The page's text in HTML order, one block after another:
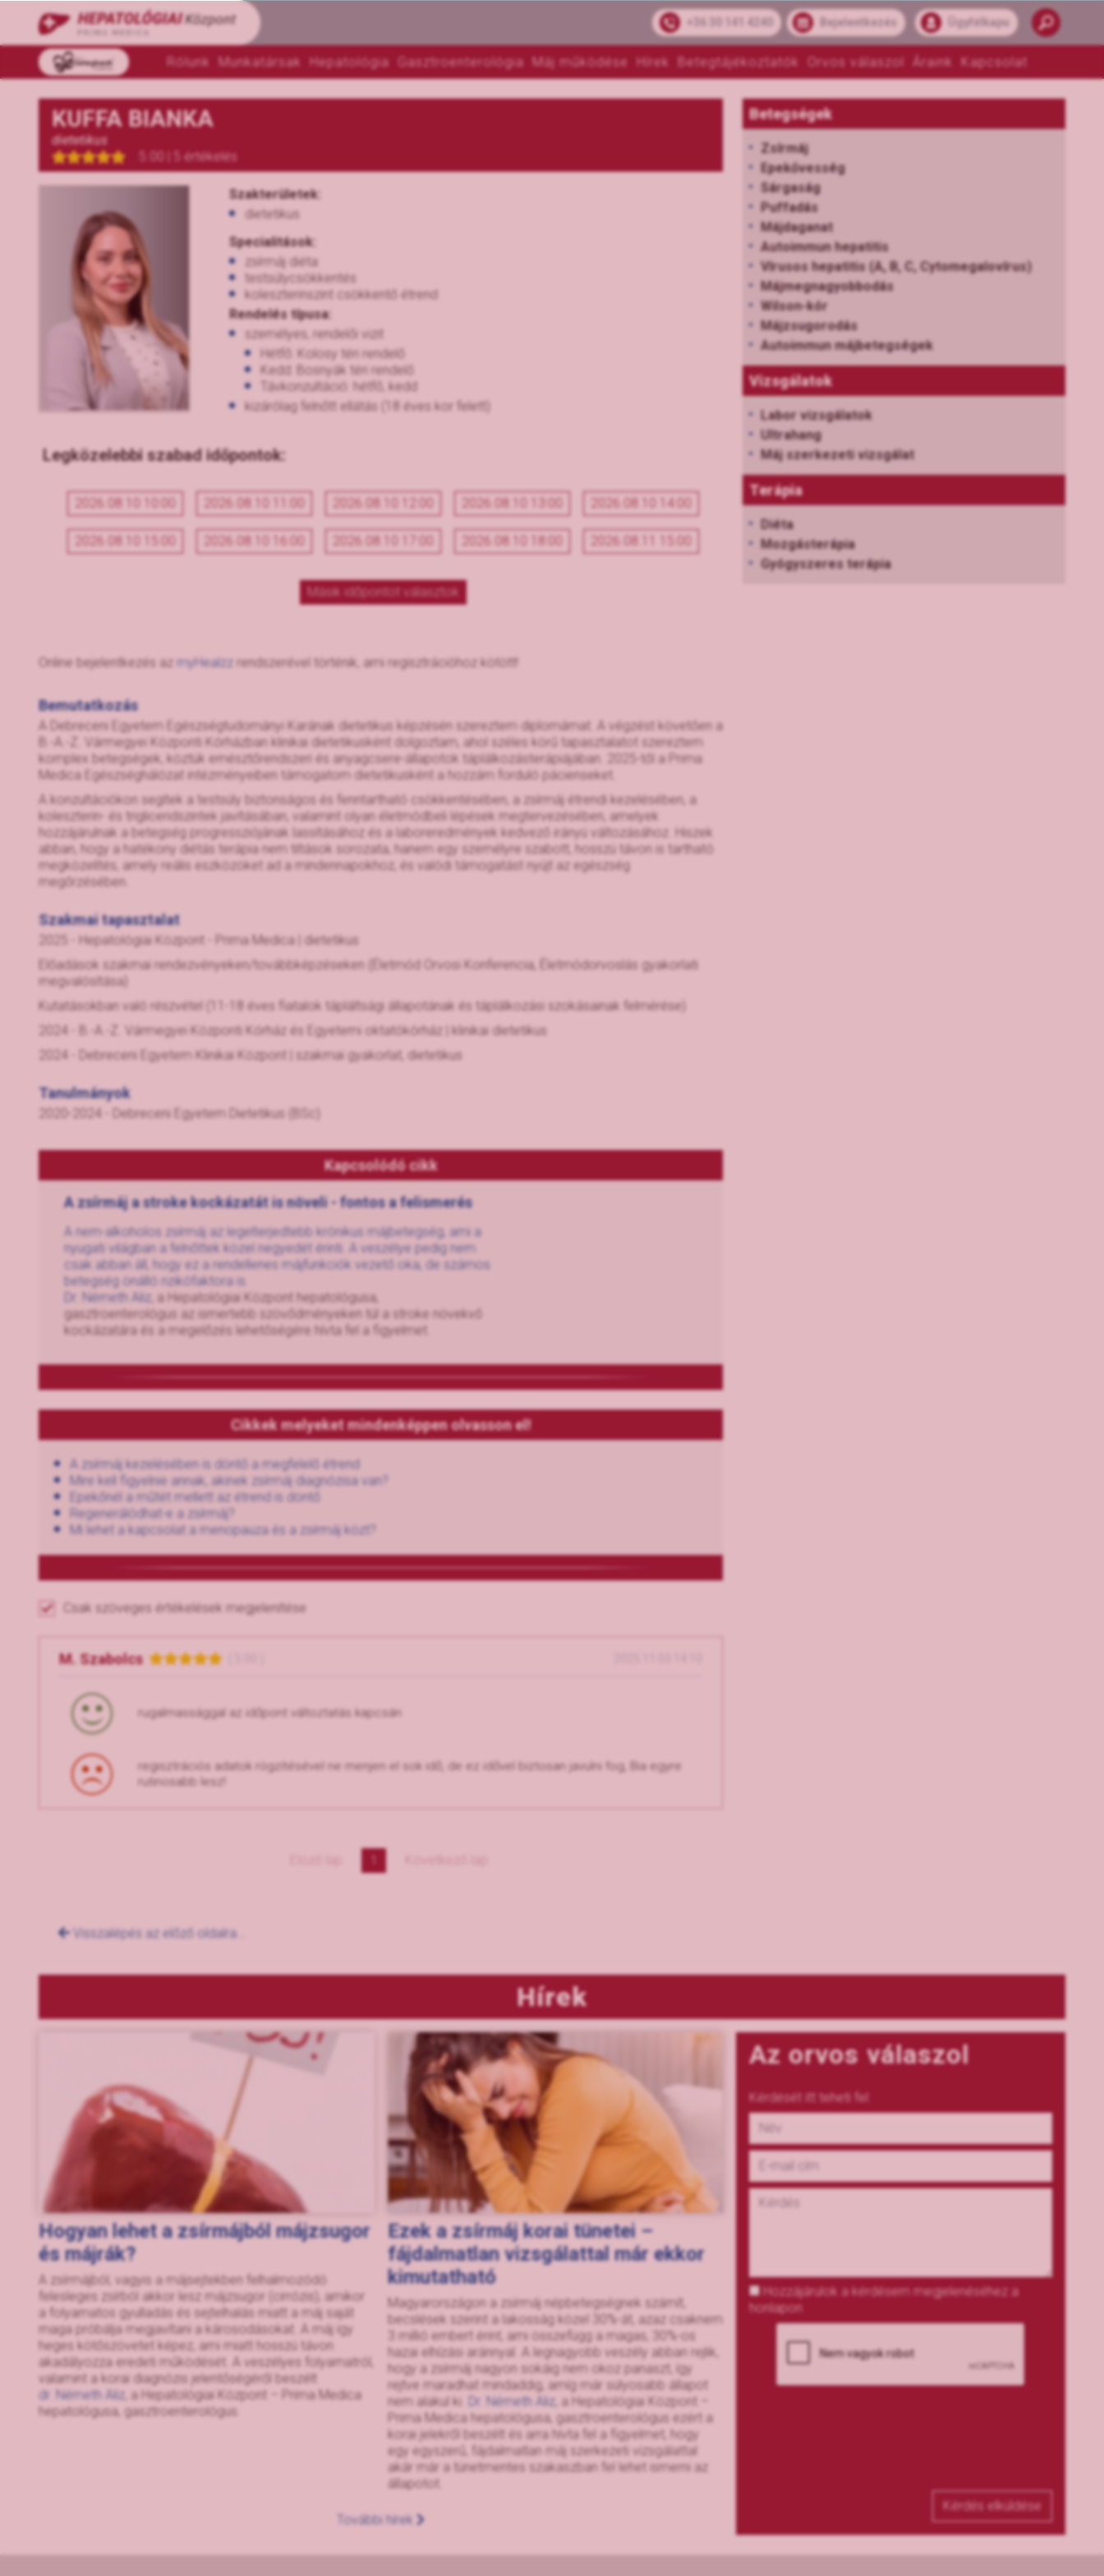
+36 30 141 4240 Bejelentkezés Ügyfélkapu
Rólunk Munkatársak Hepatológia Gasztroenterológia Máj működése Hírek Betegtájékoztatók Orvos válaszol Áraink Kapcsolat
KUFFA BIANKA
dietetikus
5.00 | 5 értékelés
Szakterületek:
dietetikus
Specialitások:
zsírmáj diéta
testsúlycsökkentés
koleszterinszint csökkentő étrend
Rendelés típusa:
személyes, rendelői vizit
Hétfő: Kolosy téri rendelő
Kedd: Bosnyák téri rendelő
Távkonzultáció: hétfő, kedd
kizárólag felnőtt ellátás (18 éves kor felett)
Legközelebbi szabad időpontok:
2026.08.10 10:00 2026.08.10 11:00 2026.08.10 12:00 2026.08.10 13:00 2026.08.10 14:00
2026.08.10 15:00 2026.08.10 16:00 2026.08.10 17:00 2026.08.10 18:00 2026.08.11 15:00
Másik időpontot választok
Online bejelentkezés az myHealzz rendszerével történik, ami regisztrációhoz kötött!
Bemutatkozás
A Debreceni Egyetem Egészségtudományi Karának dietetikus képzésén szereztem diplomámat. A végzést követően a
B.-A.-Z. Vármegyei Központi Kórházban klinikai dietetikusként dolgoztam, ahol széles körű tapasztalatot szereztem
komplex betegségek, köztük emésztőrendszeri és anyagcsere-állapotok táplálkozásterápiájában. 2025-től a Prima
Medica Egészséghálózat intézményeiben támogatom dietetikusként a hozzám forduló pácienseket.
A konzultációkon segítek a testsúly biztonságos és fenntartható csökkentésében, a zsírmáj étrendi kezelésében, a
koleszterin- és trigliceridszintek javításában, valamint olyan életmódbeli lépések megtervezésében, amelyek
hozzájárulnak a betegség progressziójának lassításához és a laboreredmények kedvező irányú változásához. Hiszek
abban, hogy a hatékony diétás terápia nem tiltások sorozata, hanem egy személyre szabott, hosszú távon is tartható
megközelítés, amely reális eszközöket ad a mindennapokhoz, és valódi támogatást nyújt az egészség
megőrzésében.
Szakmai tapasztalat
2025 - Hepatológiai Központ - Prima Medica | dietetikus
Előadások szakmai rendezvényeken/továbbképzéseken (Életmód Orvosi Konferencia, Életmódorvoslás gyakorlati
megvalósítása)
Kutatásokban való részvétel (11-18 éves fiatalok tápláltsági állapotának és táplálkozási szokásainak felmérése)
2024 - B.-A.-Z. Vármegyei Központi Kórház és Egyetemi oktatókórház | klinikai dietetikus
2024 - Debreceni Egyetem Klinikai Központ | szakmai gyakorlat, dietetikus
Tanulmányok
2020-2024 - Debreceni Egyetem Dietetikus (BSc)
Kapcsolódó cikk
A zsírmáj a stroke kockázatát is növeli - fontos a felismerés
A nem-alkoholos zsírmáj az legelterjedtebb krónikus májbetegség, ami a
nyugati világban a felnőttek közel negyedét érinti. A veszélye pedig nem
csak abban áll, hogy ez a rendellenes májfunkciók vezető oka, de számos
betegség önálló rizikófaktora is.
Dr. Németh Aliz , a Hepatológiai Központ hepatológusa,
gasztroenterológus az ismertebb szövődményeken túl a stroke növekvő
kockázatára és a megelőzés lehetőségére hívta fel a figyelmet.
Cikkek melyeket mindenképpen olvasson el!
A zsírmáj kezelésében is döntő a megfelelő étrend
Mire kell figyelnie annak, akinek zsírmáj diagnózisa van?
Epekőnél a műtét mellett az étrend is döntő
Regenerálódhat-e a zsírmáj?
Mi lehet a kapcsolat a menopauza és a zsírmáj közt?
Csak szöveges értékelések megjelenítése
M. Szabolcs
rugalmassággal az időpont változtatás kapcsán
regisztrációs adatok rögzítésével ne menjen el sok idő, de ez idővel biztosan javulni fog, Bia egyre
rutinosabb lesz!
Visszalépés az előző oldalra...
Betegségek
Zsírmáj
Epekővesség
Sárgaság
Puffadás
Májdaganat
Autoimmun hepatitis
Vírusos hepatitis (A, B, C, Cytomegalovírus)
Májmegnagyobbodás
Wilson-kór
Májzsugorodás
Autoimmun májbetegségek
Vizsgálatok
Labor vizsgálatok
Ultrahang
Máj szerkezeti vizsgálat
Terápia
Diéta
Mozgásterápia
Gyógyszeres terápia
Hírek
Hogyan lehet a zsírmájból májzsugor
és májrák?
A zsírmájból, vagyis a májsejtekben felhalmozódó
felesleges zsírból akkor lesz májzsugor (cirrózis), amikor
a folyamatos gyulladás és sejtelhalás miatt a máj saját
maga próbálja megjavítani a károsodásokat. A máj így
heges kötőszövetet képez, ami miatt hosszú távon
akadályozza eredeti működését. A veszélyes folyamatról,
valamint a korai diagnózis jelentőségéről beszélt
dr. Németh Aliz , a Hepatológiai Központ – Prima Medica
hepatológusa, gasztroenterológus.
Ezek a zsírmáj korai tünetei –
fájdalmatlan vizsgálattal már ekkor
kimutatható
Magyarországon a zsírmáj népbetegségnek számít,
becslések szerint a lakosság közel 30%-át, azaz csaknem
3 millió embert érint, ami összefügg a magas, 30%-os
hazai elhízási aránnyal. A legnagyobb veszély abban rejlik,
hogy a zsírmáj nagyon sokáig nem okoz panaszt, így
rejtve maradhat mindaddig, amíg már súlyosabb állapot
nem alakul ki.
Dr. Németh Aliz , a Hepatológiai Központ –
Prima Medica hepatológusa, gasztroenterológus ezért a
korai jelekről beszélt és arra hívta fel a figyelmet, hogy
egy egyszerű, fájdalmatlan máj szerkezeti vizsgálattal
akár már a tünetmentes szakaszban fel lehet ismerni az
állapotot.
További hírek
Az orvos válaszol
Kérdését itt teheti fel:
Hozzájárulok a kérdésem megjelenéséhez a
honlapon
Kérdés elküldése